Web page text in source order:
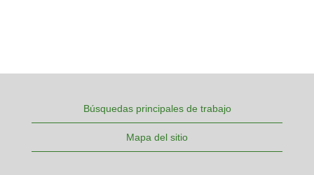
Búsquedas principales de trabajo
Mapa del sitio